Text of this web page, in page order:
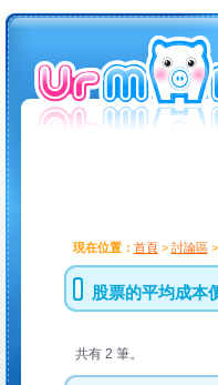
現在位置： 首頁> 討論區>
股票的平均成本
共有 2 筆。